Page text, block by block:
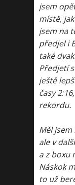
jsem
místě,
jsem na
předjel i
také
Předjetí
ještě
časy
rekordu.
Měl
ale v
a z boxu
Náskok
to už